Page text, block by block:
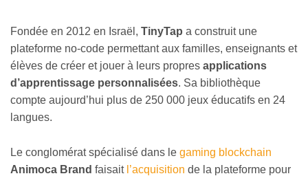
Fondée en 2012 en Israël, TinyTap a construit une
plateforme no-code permettant aux familles, enseignants et
élèves de créer et jouer à leurs propres applications
d’apprentissage personnalisées. Sa bibliothèque
compte aujourd’hui plus de 250 000 jeux éducatifs en 24
langues.
Le conglomérat spécialisé dans le gaming blockchain
Animoca Brand faisait l’acquisition de la plateforme pour